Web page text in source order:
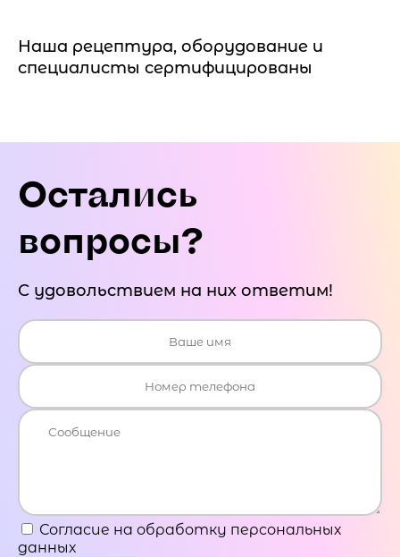
Наша рецептура, оборудование и
специалисты сертифицированы
Остались
вопросы?
С удовольствием на них ответим!
Согласие на обработку персональных
данных